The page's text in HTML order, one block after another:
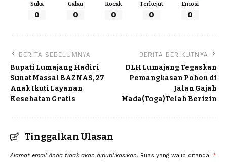
Suka
0
Galau
0
Kocak
0
Terkejut
0
Emosi
0
BERITA SEBELUMNYA
Bupati Lumajang Hadiri
Sunat Massal BAZNAS, 27
Anak Ikuti Layanan
Kesehatan Gratis
BERITA BERIKUTNYA
DLH Lumajang Tegaskan
Pemangkasan Pohon di
Jalan Gajah
Mada(Toga)Telah Berizin
Tinggalkan Ulasan
Alamat email Anda tidak akan dipublikasikan. Ruas yang wajib ditandai *